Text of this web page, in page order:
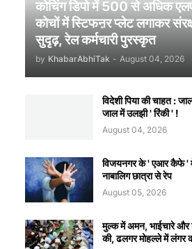
कोचिंग डिपो में 500 से अधिक
कोचों में स्टिफऩर प्लेट लगाकर
सुदृढ़, रेल कर्मचारी पुरस्कृत
by KhabarAbhiTak - August 04, 2026
विदेशी पिया की चाहत :
जाल में उलझी ' रिंकी ' !
August 04, 2026
विजयनगर के ' एआर कैफे '
नाबालिग छात्रा से रेप
August 05, 2026
मुल्क में अमन, भाईचारे और
की, ढलगर मोहल्ले में लंगर